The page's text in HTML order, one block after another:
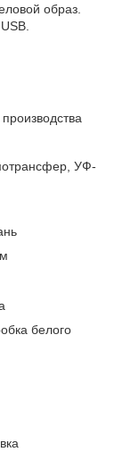
образ.
УФ-
белого